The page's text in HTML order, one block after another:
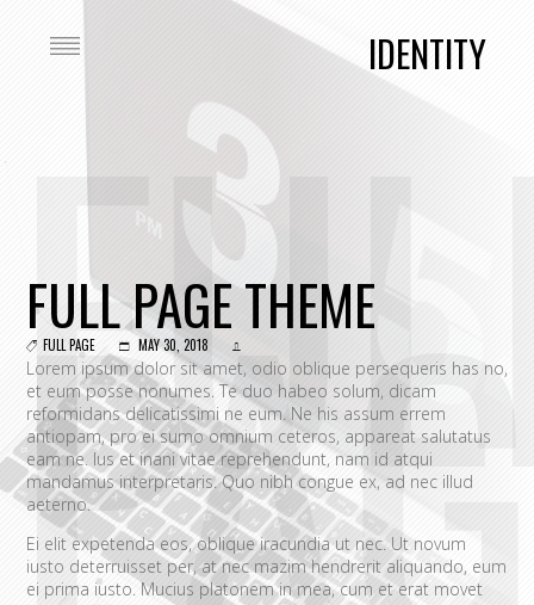
IDENTITY
FULL PAGE THEME
FULL PAGE MAY 30, 2018
Lorem ipsum dolor sit amet, odio oblique persequeris has no,
et eum posse nonumes. Te duo habeo solum, dicam
reformidans delicatissimi ne eum. Ne his assum errem
antiopam, pro ei sumo omnium ceteros, appareat salutatus
eam ne. Ius et inani vitae reprehendunt, nam id atqui
mandamus interpretaris. Quo nibh congue ex, ad nec illud
aeterno.
Ei elit expetenda eos, oblique iracundia ut nec. Ut novum
iusto deterruisset per, at nec mazim hendrerit aliquando, eum
ei prima iusto. Mucius platonem in mea, cum et erat movet